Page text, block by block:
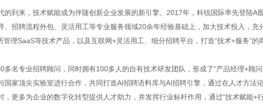
到来，技术赋能成为伴随创新企业发展的新引擎。2017年，科锐国际率先登陆A
、招聘流程外包、灵活用工等专业服务领域20余年经验基础上，加大技术投入，
理SaaS等技术产品，以及互联网+灵活用工、细分招聘平台，打造“技术+服务”的
名专业招聘顾问，同时拥有100多人的自有技术研发团队，形成了“产品经理+顾
家顶尖实验室进行合作，共同打造AI招聘语料库与AI招聘引擎，通过在人才方法
更多为企业的数字化转型提供人才助力，并发挥行业标杆作用，通过“技术赋能+